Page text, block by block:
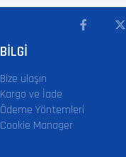
BİLGİ
Bize ulaşın
Kargo ve İade
Ödeme Yöntemleri
Cookie Manager